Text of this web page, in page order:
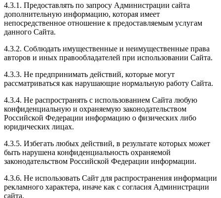
4.3.1. Предоставлять по запросу Администрации сайта
дополнительную информацию, которая имеет
непосредственное отношение к предоставляемым услугам
данного Сайта.
4.3.2. Соблюдать имущественные и неимущественные права
авторов и иных правообладателей при использовании Сайта.
4.3.3. Не предпринимать действий, которые могут
рассматриваться как нарушающие нормальную работу Сайта.
4.3.4. Не распространять с использованием Сайта любую
конфиденциальную и охраняемую законодательством
Российской Федерации информацию о физических либо
юридических лицах.
4.3.5. Избегать любых действий, в результате которых может
быть нарушена конфиденциальность охраняемой
законодательством Российской Федерации информации.
4.3.6. Не использовать Сайт для распространения информации
рекламного характера, иначе как с согласия Администрации
сайта.